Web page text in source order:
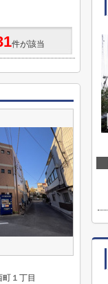
件が該当
１丁目